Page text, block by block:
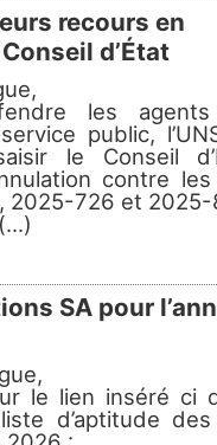
recours en
d’État
les
public,
le Conseil
contre
2025-726 et 2025-
SA pour
le lien inséré ci
d’aptitude